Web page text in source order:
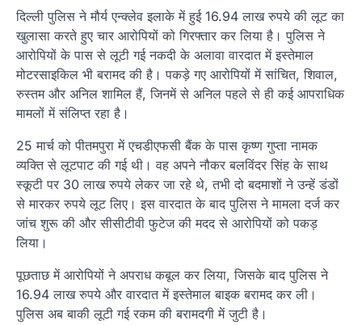
दिल्ली पुलिस ने मौर्य एन्क्लेव इलाके में हुई 16.94 लाख रुपये की लूट का
खुलासा करते हुए चार आरोपियों को गिरफ्तार कर लिया है। पुलिस ने
आरोपियों के पास से लूटी गई नकदी के अलावा वारदात में इस्तेमाल
मोटरसाइकिल भी बरामद की है। पकड़े गए आरोपियों में सांचित, शिवाल,
रुस्तम और अनिल शामिल हैं, जिनमें से अनिल पहले से ही कई आपराधिक
मामलों में संलिप्त रहा है।
25 मार्च को पीतमपुरा में एचडीएफसी बैंक के पास कृष्ण गुप्ता नामक
व्यक्ति से लूटपाट की गई थी। वह अपने नौकर बलविंदर सिंह के साथ
स्कूटी पर 30 लाख रुपये लेकर जा रहे थे, तभी दो बदमाशों ने उन्हें डंडों
से मारकर रुपये लूट लिए। इस वारदात के बाद पुलिस ने मामला दर्ज कर
जांच शुरू की और सीसीटीवी फुटेज की मदद से आरोपियों को पकड़
लिया।
पूछताछ में आरोपियों ने अपराध कबूल कर लिया, जिसके बाद पुलिस ने
16.94 लाख रुपये और वारदात में इस्तेमाल बाइक बरामद कर ली।
पुलिस अब बाकी लूटी गई रकम की बरामदगी में जुटी है।